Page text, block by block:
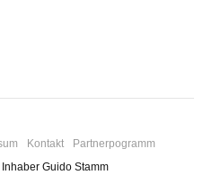
Kontakt
Partnerpogramm
Guido Stamm